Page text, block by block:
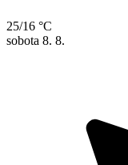
25/16 °C
sobota 8. 8.